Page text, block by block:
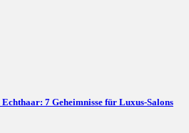
7 Geheimnisse für Luxus-Salons